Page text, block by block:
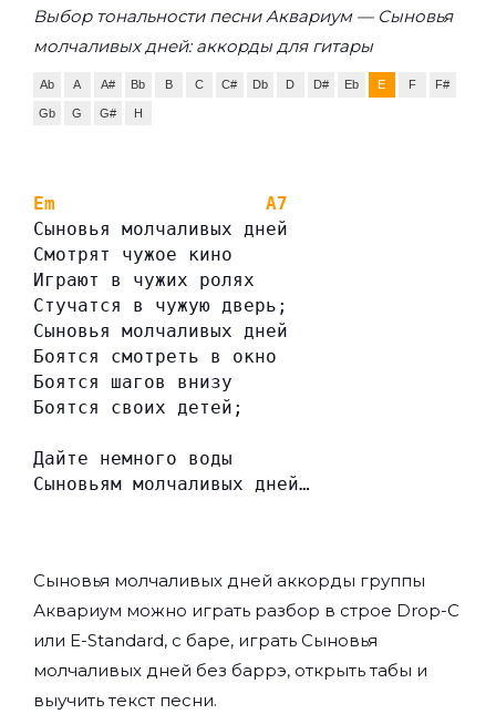
Выбор тональности песни Аквариум — Сыновья
молчаливых дней: аккорды для гитары
Ab A A# Bb B C C# Db D D# Eb E F F#
Gb G G# H
Em
A7
Сыновья молчаливых дней
Смотрят чужое кино
Играют в чужих ролях
Стучатся в чужую дверь;
Сыновья молчаливых дней
Боятся смотреть в окно
Боятся шагов внизу
Боятся своих детей;
Дайте немного воды
Сыновьям молчаливых дней…
Сыновья молчаливых дней аккорды группы
Аквариум можно играть разбор в строе Drop-C
или E-Standard, с баре, играть Сыновья
молчаливых дней без баррэ, открыть табы и
выучить текст песни.